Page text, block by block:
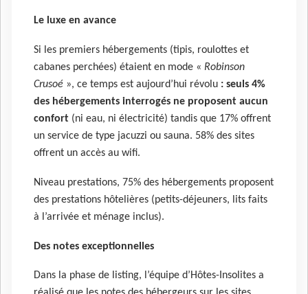
Le luxe en avance
Si les premiers hébergements (tipis, roulottes et
cabanes perchées) étaient en mode « Robinson
Crusoé », ce temps est aujourd’hui révolu : seuls 4%
des hébergements interrogés ne proposent aucun
confort (ni eau, ni électricité) tandis que 17% offrent
un service de type jacuzzi ou sauna. 58% des sites
offrent un accès au wifi.
Niveau prestations, 75% des hébergements proposent
des prestations hôtelières (petits-déjeuners, lits faits
à l’arrivée et ménage inclus).
Des notes exceptionnelles
Dans la phase de listing, l’équipe d’Hôtes-Insolites a